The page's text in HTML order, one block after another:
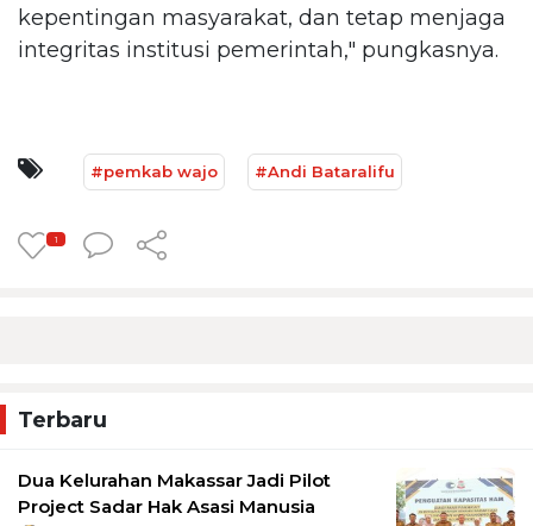
kepentingan masyarakat, dan tetap menjaga
integritas institusi pemerintah," pungkasnya.
#pemkab wajo #Andi Bataralifu
1
Terbaru
Dua Kelurahan Makassar Jadi Pilot
Project Sadar Hak Asasi Manusia